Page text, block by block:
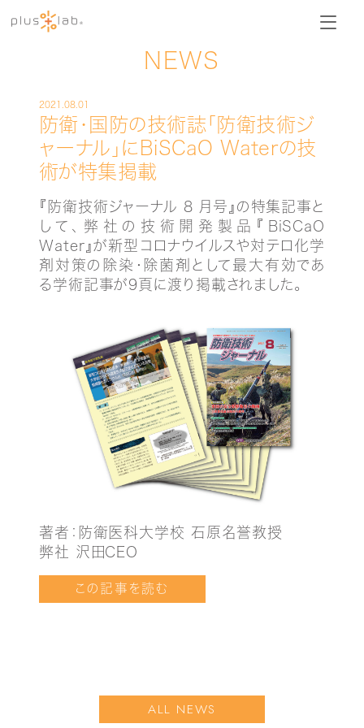
NEWS
2021.08.01
防衛・国防の技術誌「防衛技術ジ
ャーナル」にBiSCaO Waterの技
術が特集掲載
『防衛技術ジャーナル 8 月号』の特集記事と
して、弊社の技術開発製品『BiSCaO
Water』が新型コロナウイルスや対テロ化学
剤対策の除染・除菌剤として最大有効であ
る学術記事が9頁に渡り掲載されました。
著者：防衛医科大学校 石原名誉教授
弊社 沢田CEO
この記事を読む
ALL NEWS